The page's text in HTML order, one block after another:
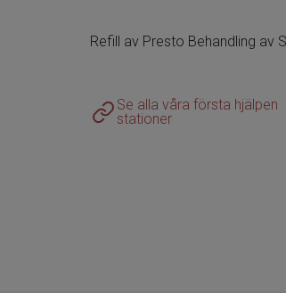
Refill av Presto Behandling av
Se alla våra första hjälpen
stationer